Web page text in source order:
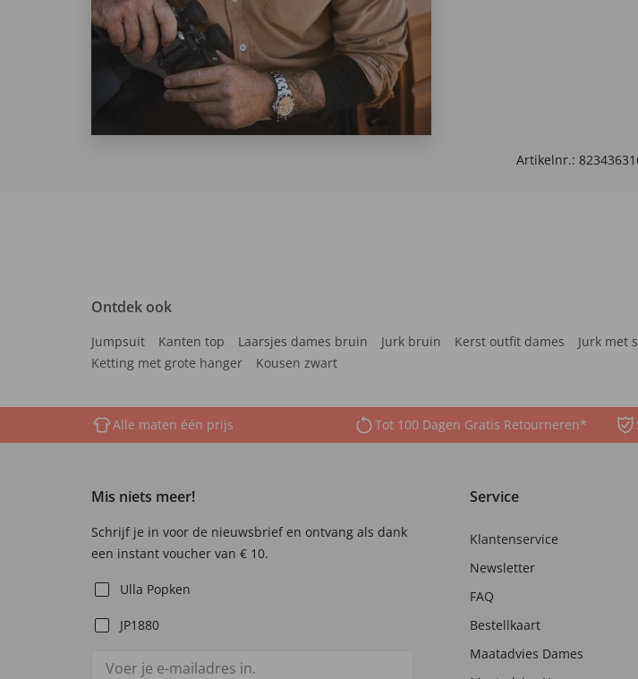
Artikelnr.:
Ontdek ook
Jumpsuit Kanten top Laarsjes dames bruin Jurk bruin Kerst outfit dames Jurk met
Ketting met grote hanger
Kousen zwart
Alle maten één prijs Tot 100 Dagen Gratis Retourneren*
Mis niets meer!
Schrijf je in voor de nieuwsbrief en ontvang als dank
een instant voucher van € 10.
Ulla Popken
JP1880
Service
Klantenservice
Newsletter
FAQ
Bestellkaart
Maatadvies Dames